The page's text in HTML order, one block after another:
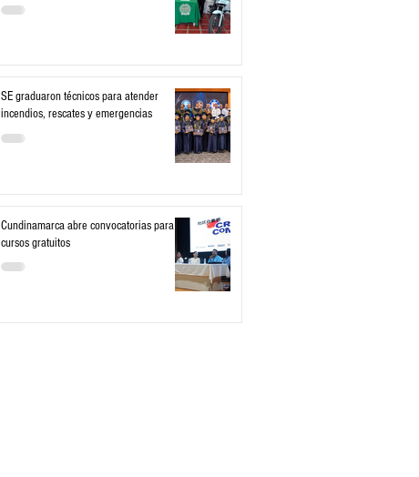
SE graduaron técnicos para atender
incendios, rescates y emergencias
Cundinamarca abre convocatorias para
cursos gratuitos